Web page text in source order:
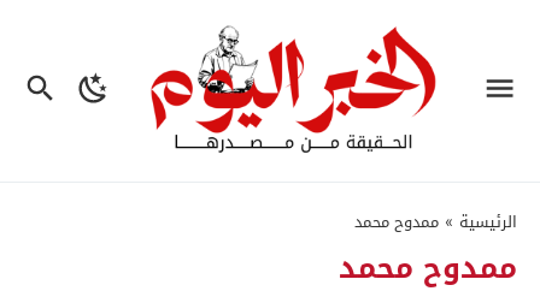
الرئيسية » ممدوح محمد
ممدوح محمد